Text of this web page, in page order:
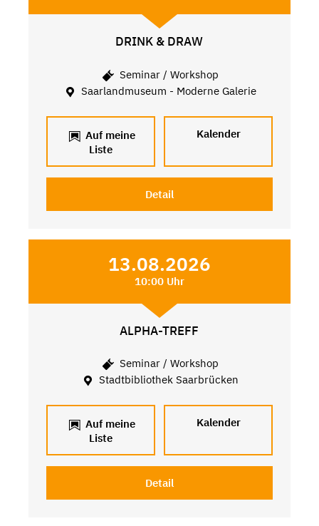
DRINK & DRAW
Seminar / Workshop
Saarlandmuseum - Moderne Galerie
Auf meine
Liste
Kalender
Detail
13.08.2026
10:00 Uhr
ALPHA-TREFF
Seminar / Workshop
Stadtbibliothek Saarbrücken
Auf meine
Liste
Kalender
Detail